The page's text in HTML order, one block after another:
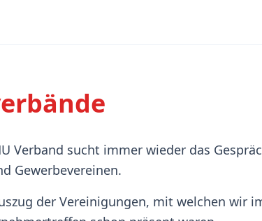
Verband sucht immer wieder das
Gewerbevereinen.
der Vereinigungen, mit welchen wir